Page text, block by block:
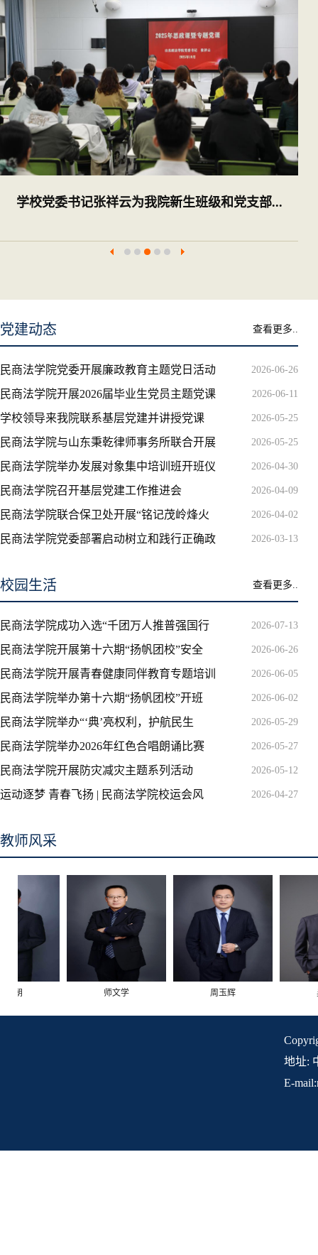
党委书记张祥云为我院新生班级和党支部... 2025
党建动态 查看更多..
2026-06-26
民商法学院党委开展廉政教育主题党日活动
2026-06-11
民商法学院开展2026届毕业生党员主题党课
2026-05-25
学校领导来我院联系基层党建并讲授党课
2026-05-25
民商法学院与山东秉乾律师事务所联合开展
2026-04-30
民商法学院举办发展对象集中培训班开班仪
2026-04-09
民商法学院召开基层党建工作推进会
2026-04-02
民商法学院联合保卫处开展“铭记茂岭烽火
2026-03-13
民商法学院党委部署启动树立和践行正确政
校园生活 查看更多..
2026-07-13
民商法学院成功入选“千团万人推普强国行
2026-06-26
民商法学院开展第十六期“扬帆团校”安全
2026-06-05
民商法学院开展青春健康同伴教育专题培训
2026-06-02
民商法学院举办第十六期“扬帆团校”开班
2026-05-29
民商法学院举办“‘典’亮权利，护航民生
2026-05-27
民商法学院举办2026年红色合唱朗诵比赛
2026-05-12
民商法学院开展防灾减灾主题系列活动
2026-04-27
运动逐梦 青春飞扬 | 民商法学院校运会风
教师风采
地址:
E-